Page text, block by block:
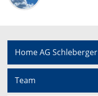
Home AG Schleberger
Team